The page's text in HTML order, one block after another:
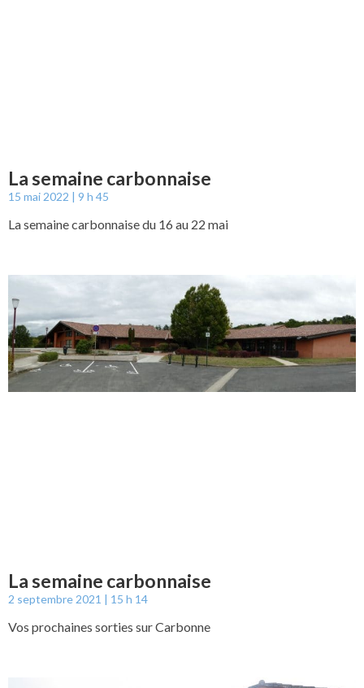
La semaine carbonnaise
15 mai 2022 9 h 45
La semaine carbonnaise du 16 au 22 mai
La semaine carbonnaise
2 septembre 2021 15 h 14
Vos prochaines sorties sur Carbonne